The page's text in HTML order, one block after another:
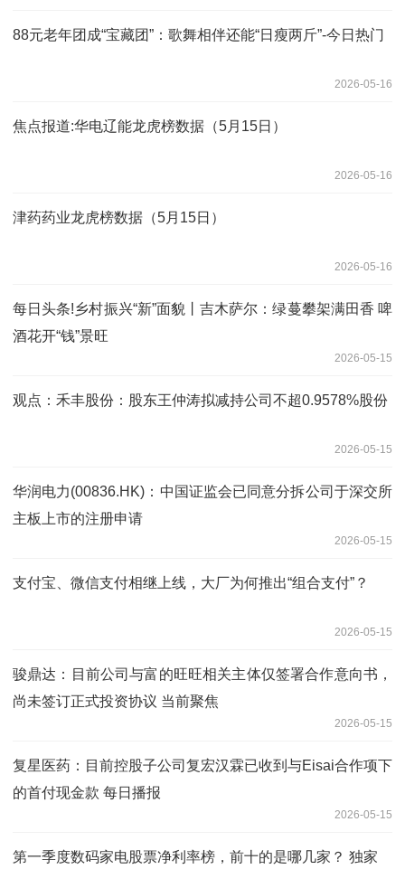
88元老年团成“宝藏团”：歌舞相伴还能“日瘦两斤”-今日热门
2026-05-16
焦点报道:华电辽能龙虎榜数据（5月15日）
2026-05-16
津药药业龙虎榜数据（5月15日）
2026-05-16
每日头条!乡村振兴“新”面貌丨吉木萨尔：绿蔓攀架满田香 啤
酒花开“钱”景旺
2026-05-15
观点：禾丰股份：股东王仲涛拟减持公司不超0.9578%股份
2026-05-15
华润电力(00836.HK)：中国证监会已同意分拆公司于深交所
主板上市的注册申请
2026-05-15
支付宝、微信支付相继上线，大厂为何推出“组合支付”？
2026-05-15
骏鼎达：目前公司与富的旺旺相关主体仅签署合作意向书，
尚未签订正式投资协议 当前聚焦
2026-05-15
复星医药：目前控股子公司复宏汉霖已收到与Eisai合作项下
的首付现金款 每日播报
2026-05-15
第一季度数码家电股票净利率榜，前十的是哪几家？ 独家